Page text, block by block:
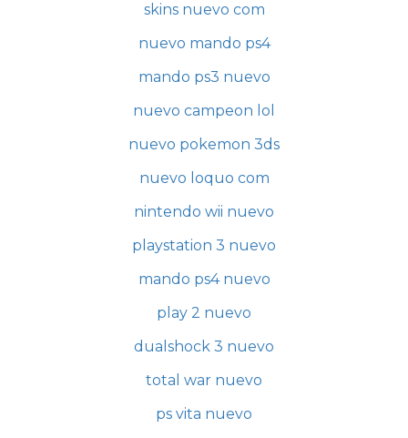
skins nuevo com
nuevo mando ps4
mando ps3 nuevo
nuevo campeon lol
nuevo pokemon 3ds
nuevo loquo com
nintendo wii nuevo
playstation 3 nuevo
mando ps4 nuevo
play 2 nuevo
dualshock 3 nuevo
total war nuevo
ps vita nuevo